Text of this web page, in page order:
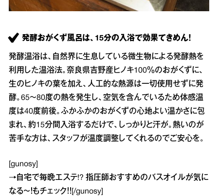
発酵おがくず風呂は、15分の入浴で効果てきめん！
発酵温浴は、自然界に生息している微生物による発酵熱を
利用した温浴法。奈良県吉野産ヒノキ100％のおがくずに、
生のヒノキの葉を加え、人工的な熱源は一切使用せずに発
酵。65～80度の熱を発生し、空気を含んでいるため体感温
度は40度前後。ふかふかのおがくずの心地よい温かさに包
まれ、約15分間入浴するだけで、しっかりと汗が。熱いのが
苦手な方は、スタッフが温度調整してくれるのでご安心を。
[gunosy]
→ 自宅で毎晩エステ!? 指圧師おすすめのバスオイルが気に
なる～！もチェック！！[/gunosy]